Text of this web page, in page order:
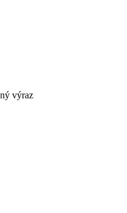
výraz